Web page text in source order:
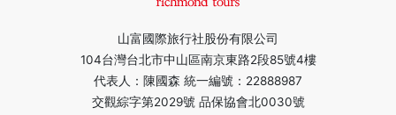
山富國際旅行社股份有限公司
104台灣台北市中山區南京東路2段85號4樓
代表人：陳國森 統一編號：22888987
交觀綜字第2029號 品保協會北0030號